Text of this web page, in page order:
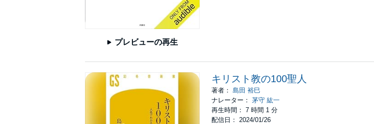
プレビューの再生
キリスト教の100聖人
著者： 島田 裕巳
ナレーター： 茅守 紘一
再生時間： 7 時間 1 分
配信日： 2024/01/26